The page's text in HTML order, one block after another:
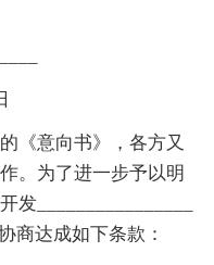
意向书》，各方又
。为了进一步予以明
发________________
商达成如下条款：